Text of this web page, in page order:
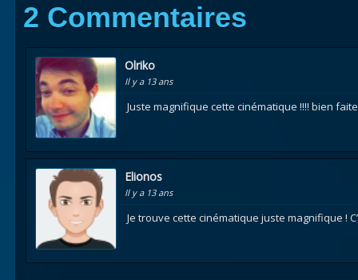
2 Commentaires
Olriko
Il y a 13 ans
Juste magnifique cette cinématique !!!! bien
Elionos
Il y a 13 ans
Je trouve cette cinématique juste magnifique !